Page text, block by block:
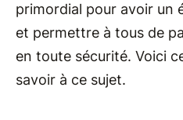
primordial pour avoir un
et permettre à tous de
en toute sécurité. Voici
savoir à ce sujet.